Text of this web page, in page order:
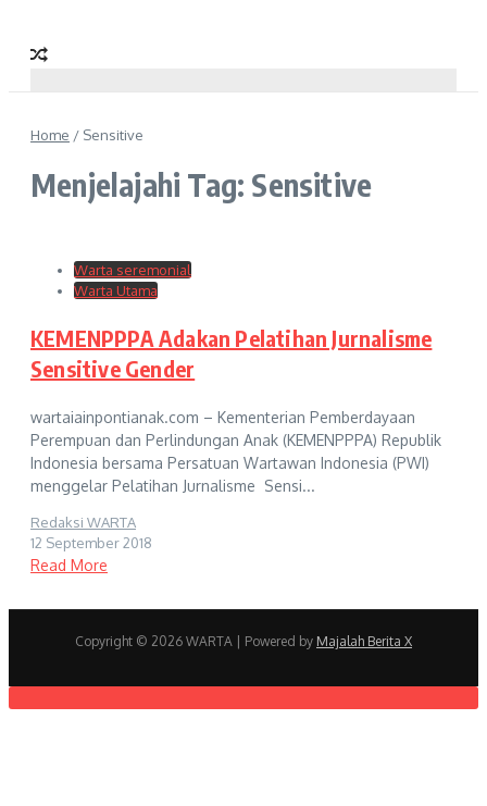
Home / Sensitive
Menjelajahi Tag: Sensitive
Warta seremonial
Warta Utama
KEMENPPPA Adakan Pelatihan Jurnalisme
Sensitive Gender
wartaiainpontianak.com – Kementerian Pemberdayaan
Perempuan dan Perlindungan Anak (KEMENPPPA) Republik
Indonesia bersama Persatuan Wartawan Indonesia (PWI)
menggelar Pelatihan Jurnalisme Sensi...
Redaksi WARTA
12 September 2018
Read More
Copyright © 2026 WARTA | Powered by Majalah Berita X